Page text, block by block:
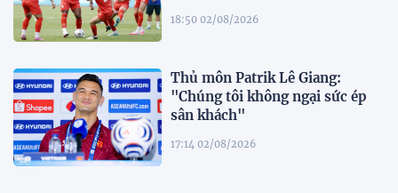
18:50 02/08/2026
Thủ môn Patrik Lê Giang:
"Chúng tôi không ngại sức ép
sân khách"
17:14 02/08/2026